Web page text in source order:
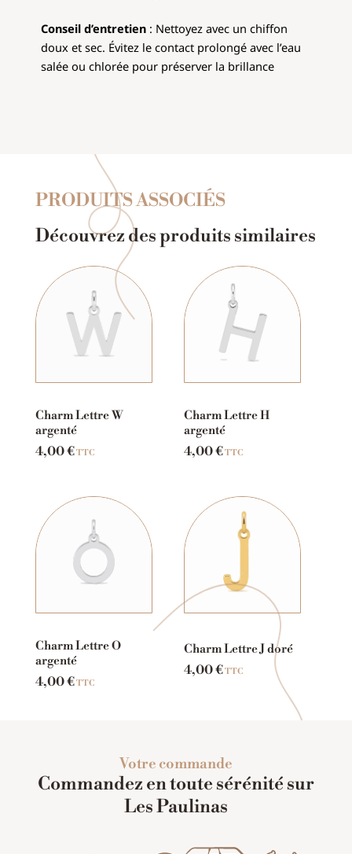
Conseil d’entretien : Nettoyez avec un chiffon
doux et sec. Évitez le contact prolongé avec l’eau
salée ou chlorée pour préserver la brillance
PRODUITS ASSOCIÉS
Découvrez des produits similaires
Charm Lettre W
argenté
4,00€TTC
Charm Lettre H
argenté
4,00€TTC
Charm Lettre O
argenté
4,00€TTC
Charm Lettre J doré
4,00€TTC
Votre commande
Commandez en toute sérénité sur
Les Paulinas